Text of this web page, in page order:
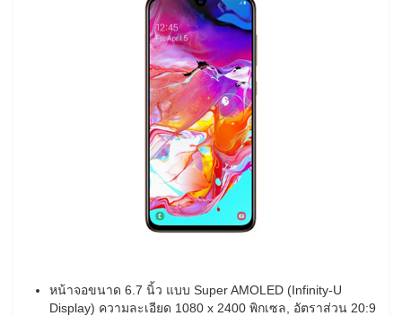
หน้าจอขนาด 6.7 นิ้ว แบบ Super AMOLED (Infinity-U
Display) ความละเอียด 1080 x 2400 พิกเซล, อัตราส่วน 20:9